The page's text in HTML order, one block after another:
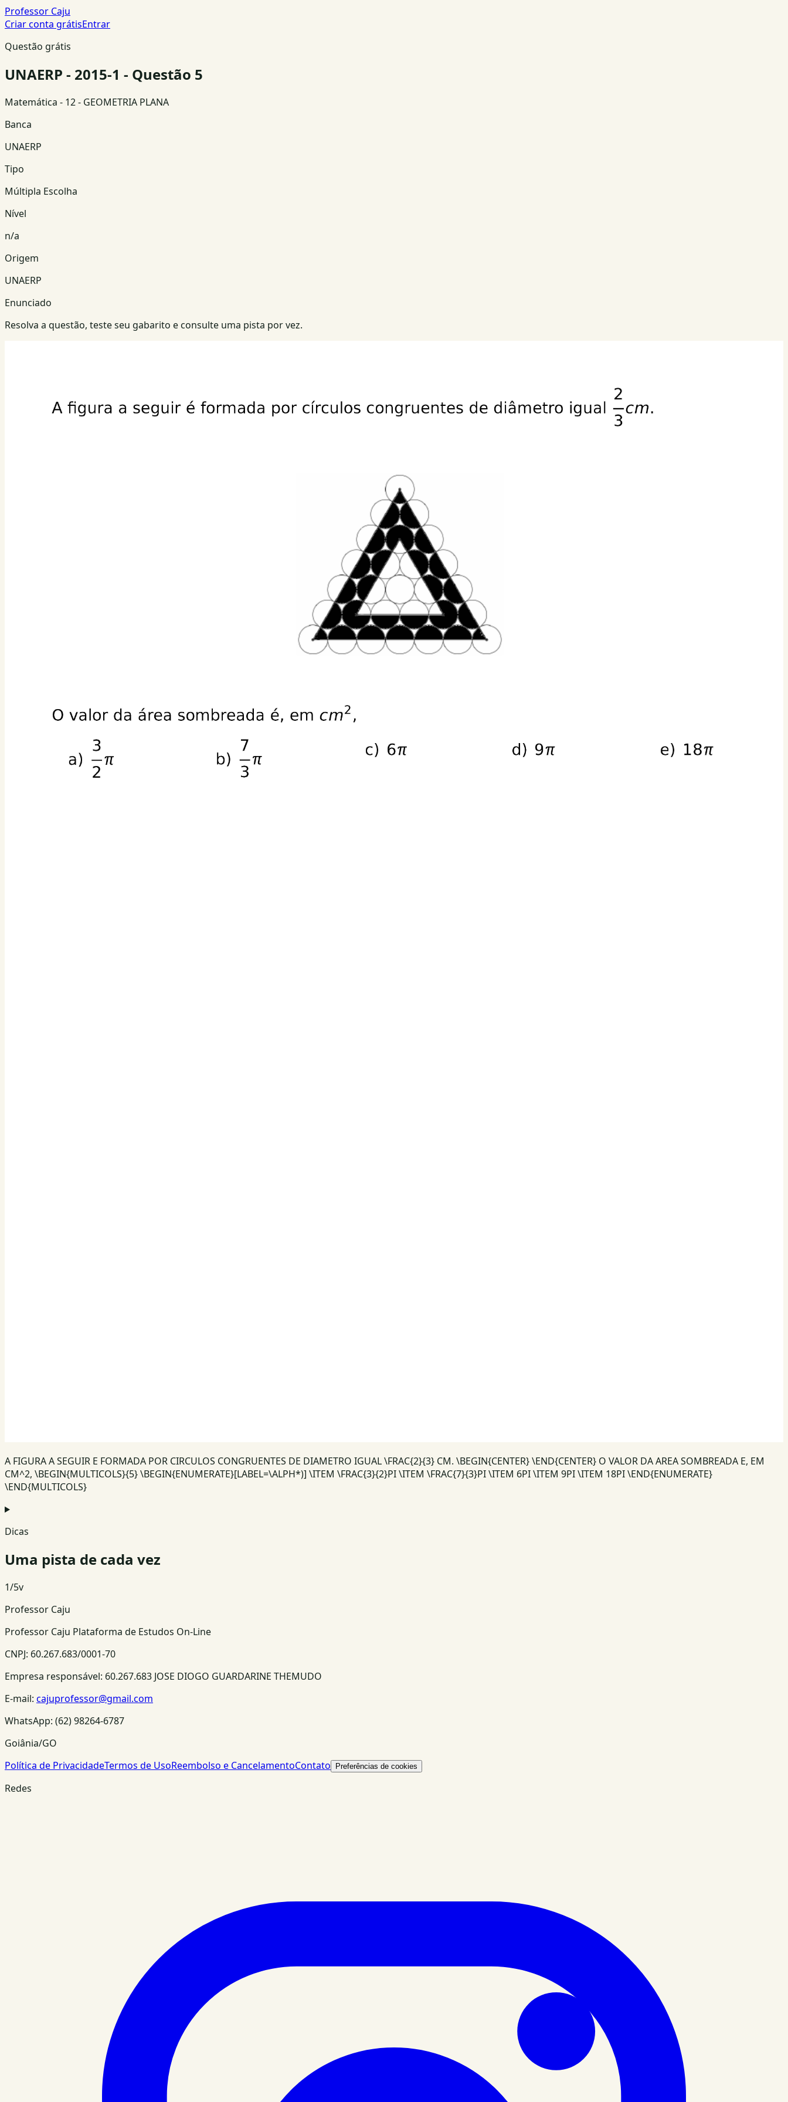
Professor Caju
Criar conta grátisEntrar
Questão grátis
UNAERP - 2015-1 - Questão 5
Matemática - 12 - GEOMETRIA PLANA
Banca
UNAERP
Tipo
Múltipla Escolha
Nível
n/a
Origem
UNAERP
Enunciado
Resolva a questão, teste seu gabarito e consulte uma pista por vez.
A FIGURA A SEGUIR E FORMADA POR CIRCULOS CONGRUENTES DE DIAMETRO IGUAL \FRAC{2}{3} CM. \BEGIN{CENTER} \END{CENTER} O VALOR DA AREA SOMBREADA E, EM
CM^2, \BEGIN{MULTICOLS}{5} \BEGIN{ENUMERATE}[LABEL=\ALPH*)] \ITEM \FRAC{3}{2}PI \ITEM \FRAC{7}{3}PI \ITEM 6PI \ITEM 9PI \ITEM 18PI \END{ENUMERATE}
\END{MULTICOLS}
Dicas
Uma pista de cada vez
1/5v
Professor Caju
Professor Caju Plataforma de Estudos On-Line
CNPJ: 60.267.683/0001-70
Empresa responsável: 60.267.683 JOSE DIOGO GUARDARINE THEMUDO
E-mail: cajuprofessor@gmail.com
WhatsApp: (62) 98264-6787
Goiânia/GO
Política de PrivacidadeTermos de UsoReembolso e CancelamentoContato Preferências de cookies
Redes